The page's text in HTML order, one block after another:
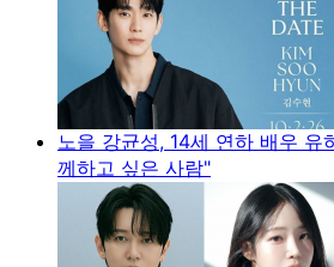
노을 강균성, 14세 연하 배우
께하고 싶은 사람"